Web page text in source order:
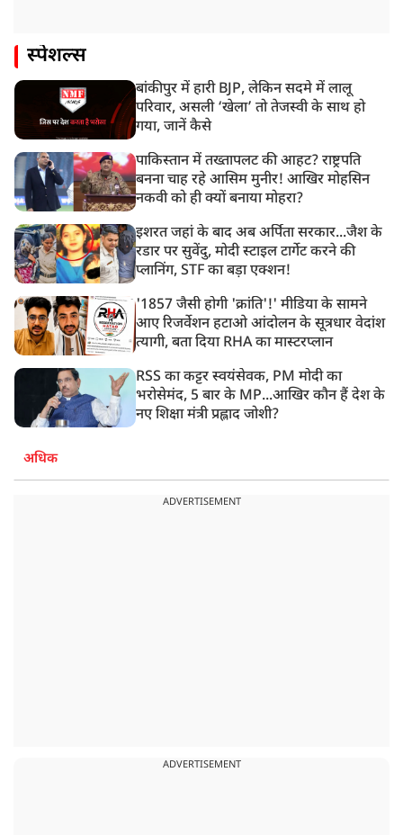
स्पेशल्स
बांकीपुर में हारी BJP, लेकिन सदमे में लालू
परिवार, असली ‘खेला’ तो तेजस्वी के साथ हो
गया, जानें कैसे
पाकिस्तान में तख्तापलट की आहट? राष्ट्रपति
बनना चाह रहे आसिम मुनीर! आखिर मोहसिन
नकवी को ही क्यों बनाया मोहरा?
इशरत जहां के बाद अब अर्पिता सरकार...जैश के
रडार पर सुवेंदु, मोदी स्टाइल टार्गेट करने की
प्लानिंग, STF का बड़ा एक्शन!
'1857 जैसी होगी 'क्रांति'!' मीडिया के सामने
आए रिजर्वेशन हटाओ आंदोलन के सूत्रधार वेदांश
त्यागी, बता दिया RHA का मास्टरप्लान
RSS का कट्टर स्वयंसेवक, PM मोदी का
भरोसेमंद, 5 बार के MP...आखिर कौन हैं देश के
नए शिक्षा मंत्री प्रह्लाद जोशी?
अधिक
ADVERTISEMENT
ADVERTISEMENT